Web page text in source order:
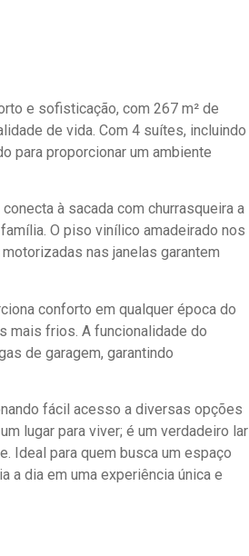
e sofisticação, com 267 m² de
de vida. Com 4 suítes, incluindo
para proporcionar um ambiente
à sacada com churrasqueira a
O piso vinílico amadeirado nos
nas janelas garantem
conforto em qualquer época do
mais frios. A funcionalidade do
de garagem, garantindo
fácil acesso a diversas opções
lugar para viver; é um verdadeiro lar
Ideal para quem busca um espaço
a dia em uma experiência única e